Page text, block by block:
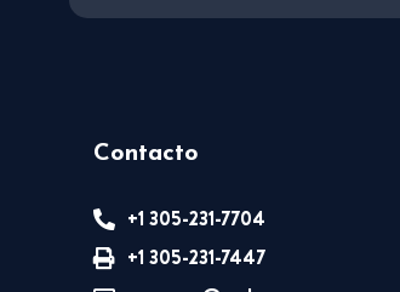
Contacto
+1 305-231-7704
+1 305-231-7447